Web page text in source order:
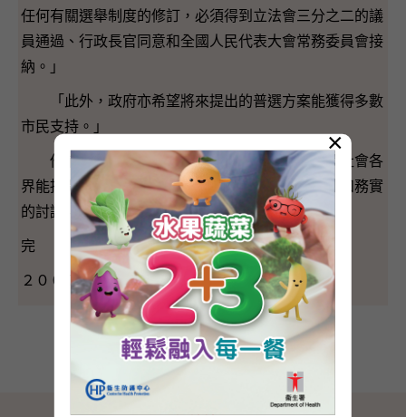
任何有關選舉制度的修訂，必須得到立法會三分之二的議
員通過、行政長官同意和全國人民代表大會常務委員會接
納。」
「此外，政府亦希望將來提出的普選方案能獲得多數
市民支持。」
他補充說：「因此，不同黨派、不同界別以及社會各
界能抱開放和包容的態度十分重要。只有透過理性和務實
的討論，社會才能就政制發展達成共識。」
完
２００７年９月１６日（星期日）
×